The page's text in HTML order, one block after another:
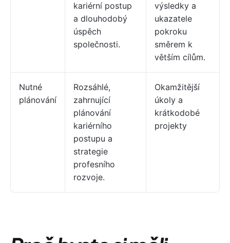
kariérní postup
a dlouhodobý
úspěch
společnosti.
výsledky a
ukazatele
pokroku
směrem k
větším cílům.
Nutné
plánování
Rozsáhlé,
zahrnující
plánování
kariérního
postupu a
strategie
profesního
rozvoje.
Okamžitější
úkoly a
krátkodobé
projekty